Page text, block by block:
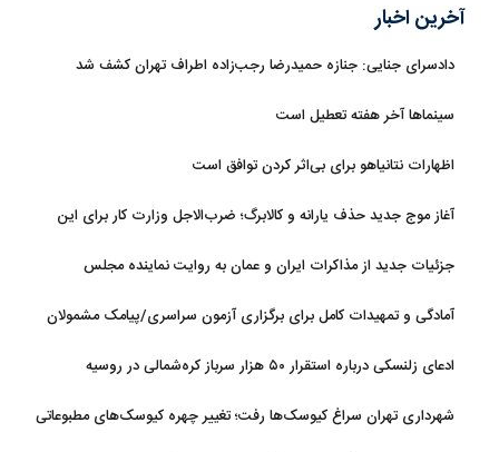
آخرین اخبار
دادسرای جنایی: جنازه حمیدرضا رجب‌زاده اطراف تهران کشف شد
سینماها آخر هفته تعطیل است
اظهارات نتانیاهو برای بی‌اثر کردن توافق است
آغاز موج جدید حذف یارانه و کالابرگ؛ ضرب‌الاجل وزارت کار برای این
جزئیات جدید از مذاکرات ایران و عمان به روایت نماینده مجلس
آمادگی و تمهیدات کامل برای برگزاری آزمون سراسری/پیامک مشمولان
ادعای زلنسکی درباره استقرار ۵۰ هزار سرباز کره‌شمالی در روسیه
شهرداری تهران سراغ کیوسک‌ها رفت؛ تغییر چهره کیوسک‌های مطبوعاتی